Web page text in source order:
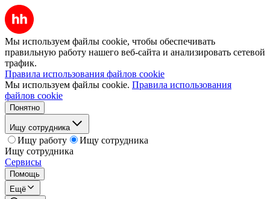
Мы используем файлы cookie, чтобы обеспечивать
правильную работу нашего веб-сайта и анализировать сетевой
трафик.
Правила использования файлов cookie
Мы используем файлы cookie. Правила использования
файлов cookie
Понятно
Ищу сотрудника
Ищу работу
Ищу сотрудника
Ищу сотрудника
Сервисы
Помощь
Ещё